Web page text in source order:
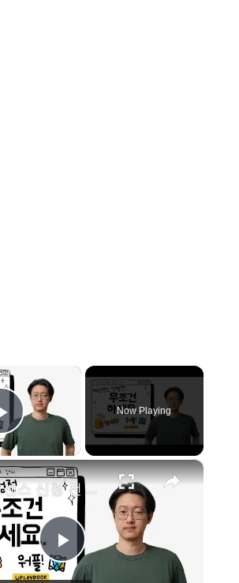
×
Play Video
Now Playing
×
P
[애드센스 신청 전 필수!] 워드프레스 홈페이지에 개인정보처리방침, 이용약관 만들기 (feat. 푸터 설정)